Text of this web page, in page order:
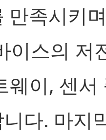
만족시키
이스의 저
웨이, 센서
다. 마지